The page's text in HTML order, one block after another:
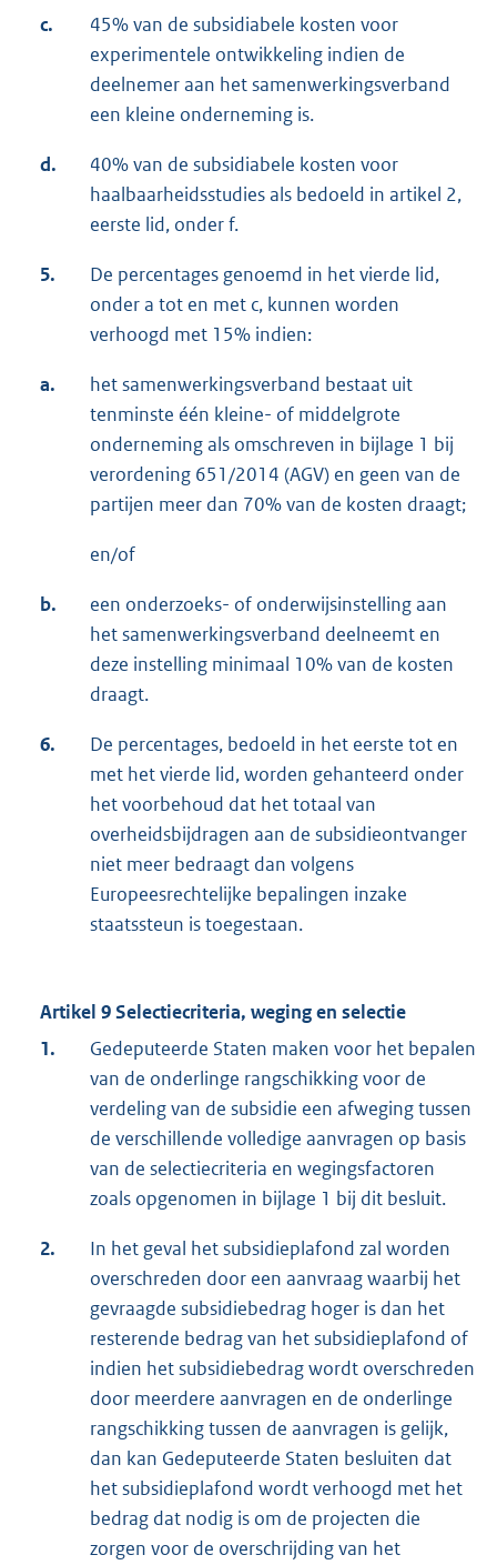
c.
45% van de subsidiabele kosten voor
experimentele ontwikkeling indien de
deelnemer aan het samenwerkingsverband
een kleine onderneming is.
d.
40% van de subsidiabele kosten voor
haalbaarheidsstudies als bedoeld in artikel 2,
eerste lid, onder f.
5.
De percentages genoemd in het vierde lid,
onder a tot en met c, kunnen worden
verhoogd met 15% indien:
a.
het samenwerkingsverband bestaat uit
tenminste één kleine- of middelgrote
onderneming als omschreven in bijlage 1 bij
verordening 651/2014 (AGV) en geen van de
partijen meer dan 70% van de kosten draagt;
en/of
b.
een onderzoeks- of onderwijsinstelling aan
het samenwerkingsverband deelneemt en
deze instelling minimaal 10% van de kosten
draagt.
6.
De percentages, bedoeld in het eerste tot en
met het vierde lid, worden gehanteerd onder
het voorbehoud dat het totaal van
overheidsbijdragen aan de subsidieontvanger
niet meer bedraagt dan volgens
Europeesrechtelijke bepalingen inzake
staatssteun is toegestaan.
Artikel 9 Selectiecriteria, weging en selectie
1.
Gedeputeerde Staten maken voor het bepalen
van de onderlinge rangschikking voor de
verdeling van de subsidie een afweging tussen
de verschillende volledige aanvragen op basis
van de selectiecriteria en wegingsfactoren
zoals opgenomen in bijlage 1 bij dit besluit.
2.
In het geval het subsidieplafond zal worden
overschreden door een aanvraag waarbij het
gevraagde subsidiebedrag hoger is dan het
resterende bedrag van het subsidieplafond of
indien het subsidiebedrag wordt overschreden
door meerdere aanvragen en de onderlinge
rangschikking tussen de aanvragen is gelijk,
dan kan Gedeputeerde Staten besluiten dat
het subsidieplafond wordt verhoogd met het
bedrag dat nodig is om de projecten die
zorgen voor de overschrijding van het